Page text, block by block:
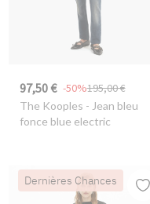
97,50 € 195,00 €
-50%
The Kooples - Jean bleu
fonce blue electric
Dernières Chances